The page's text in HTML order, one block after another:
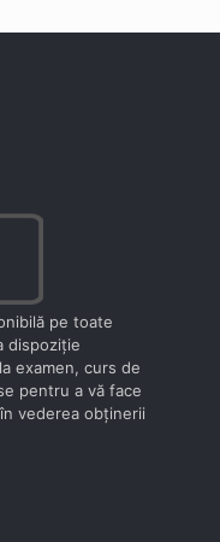
pe toate
dispoziţie
examen, curs de
pentru a vă face
vederea obţinerii